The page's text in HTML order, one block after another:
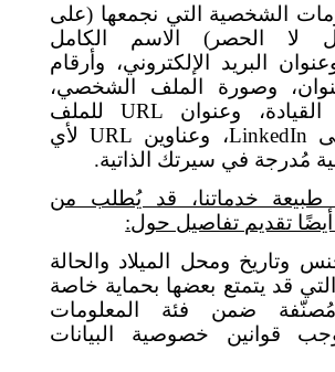
الشخصية التي نجمعها (على
لا الحصر) الاسم الكامل
البريد الإلكتروني، وأرقام
وصورة الملف الشخصي،
وعنوان URL
للملف
LinkedIn، وعناوين URL لأي
مُدرجة في سيرتك الذاتية.
طبيعة خدماتنا، قد يُطلب من
تقديم تفاصيل حول:
وتاريخ ومحل الميلاد والحالة
قد يتمتع بعضها بحماية خاصة
ضمن فئة المعلومات
قوانين خصوصية البيانات